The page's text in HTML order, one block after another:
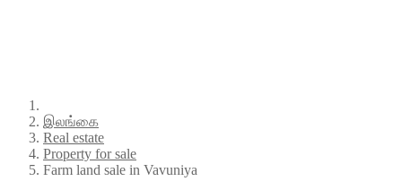
இலங்கை
Real estate
Property for sale
Farm land sale in Vavuniya